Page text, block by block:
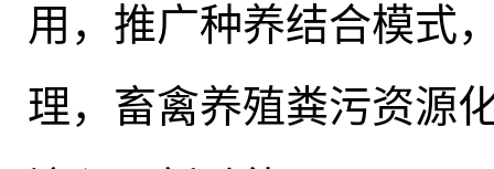
用 ， 推广种养结合模式
理， 畜禽养殖粪污资源